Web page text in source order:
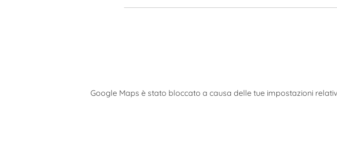
Google Maps è stato bloccato a causa delle tue impostazioni